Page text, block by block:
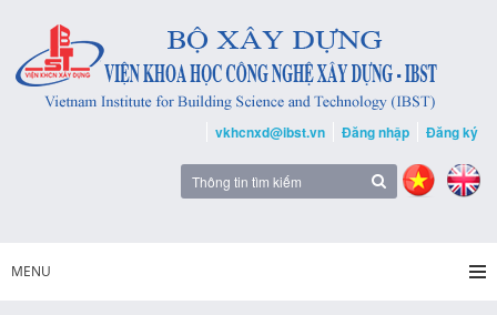
vkhcnxd@ibst.vn Đăng nhập Đăng ký
MENU